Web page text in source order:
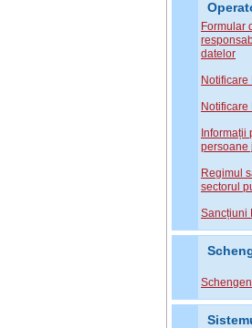
Formular
datelor
Notificare
Informații
persoane
Regimul
sectorul
Sancțiuni
Schengen